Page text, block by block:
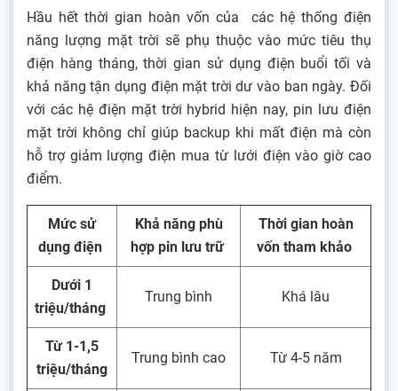
Hầu hết thời gian hoàn vốn của các hệ thống điện
năng lượng mặt trời sẽ phụ thuộc vào mức tiêu thụ
điện hàng tháng, thời gian sử dụng điện buổi tối và
khả năng tận dụng điện mặt trời dư vào ban ngày. Đối
với các hệ điện mặt trời hybrid hiện nay, pin lưu điện
mặt trời không chỉ giúp backup khi mất điện mà còn
hỗ trợ giảm lượng điện mua từ lưới điện vào giờ cao
điểm.
Mức sử
dụng điện
Khả năng phù
hợp pin lưu trữ
Thời gian hoàn
vốn tham khảo
Dưới 1
triệu/tháng
Trung bình Khá lâu
Từ 1-1,5
triệu/tháng
Trung bình cao Từ 4-5 năm